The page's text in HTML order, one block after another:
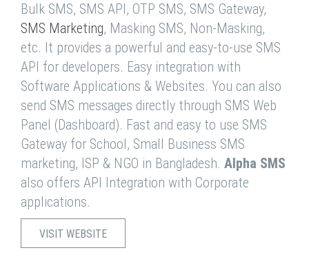
Bulk SMS, SMS API, OTP SMS, SMS Gateway,
SMS Marketing, Masking SMS, Non-Masking,
etc. It provides a powerful and easy-to-use SMS
API for developers. Easy integration with
Software Applications & Websites. You can also
send SMS messages directly through SMS Web
Panel (Dashboard). Fast and easy to use SMS
Gateway for School, Small Business SMS
marketing, ISP & NGO in Bangladesh. Alpha SMS
also offers API Integration with Corporate
applications.
VISIT WEBSITE